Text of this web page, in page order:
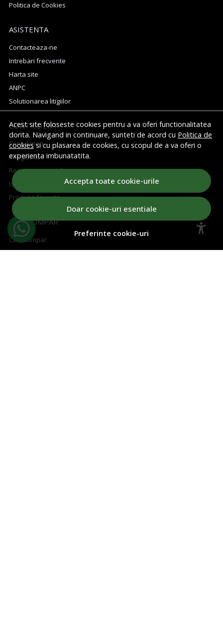
Acest site foloseste cookies pentru a va oferi functionalitatea
dorita. Navigand in continuare, sunteti de acord cu Politica de
cookiessi cu plasarea de cookies, cu scopul de a va oferi o
experienta imbunatatita.
Accepta toate cookie-urile
Doar cookie-uri esentiale
Preferinte cookie-uri
Politica de Cookies
ASISTENTA
Contacteaza-ne
Intrebari frecvente
Harta site
ANPC
Solutionarea litigiilor
CONT CLIENT
Contul meu
Inregistrare
Recuperare parola
Istoric comenzi
Produse favorite
CUM CUMPAR
Cum cumpar
Cosul meu